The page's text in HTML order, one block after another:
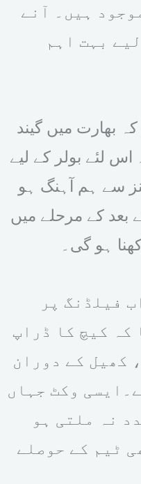
ہیں۔ آنے
بہت اہم
کہ بھارت میں گیند
لئے بولر کے لیے
سے ہم آہنگ ہو
بعد کے مرحلے میں
ہو گی۔
فیلڈنگ پر
کہ کیچ کا ڈراپ
کھیل کے دوران
وکٹ جہاں
نہ ملتی ہو
ٹیم کے حوصلے